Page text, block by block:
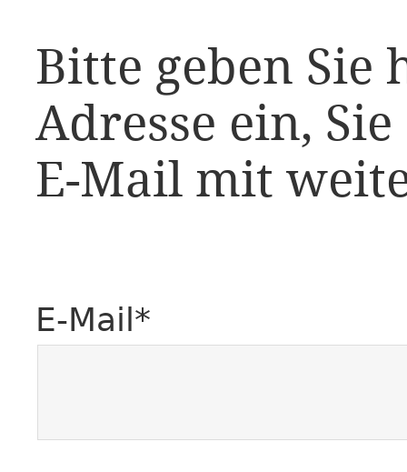
Bitte geben Sie
Adresse ein,
E-Mail mit
E-Mail*